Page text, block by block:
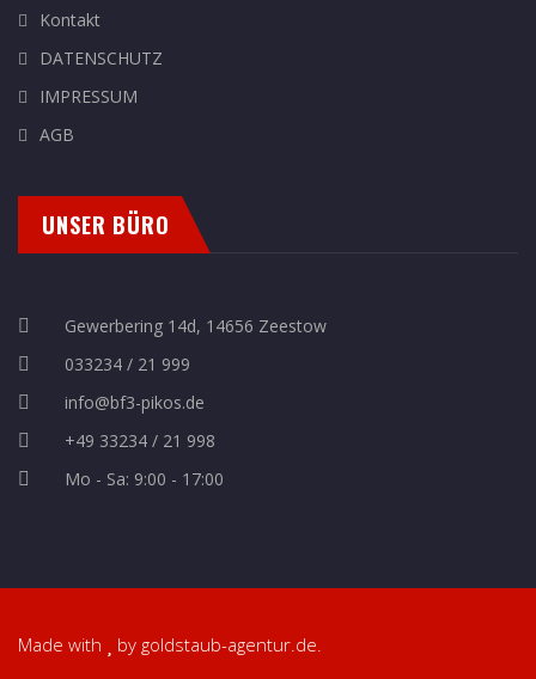
Kontakt
DATENSCHUTZ
IMPRESSUM
AGB
UNSER BÜRO
Gewerbering 14d, 14656 Zeestow
033234 / 21 999
info@bf3-pikos.de
+49 33234 / 21 998
Mo - Sa: 9:00 - 17:00
Made with by goldstaub-agentur.de